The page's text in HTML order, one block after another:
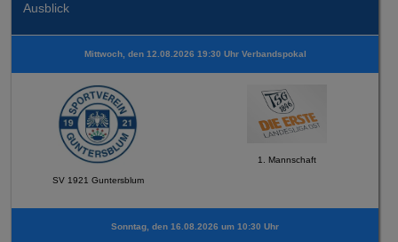
Ausblick
Mittwoch, den 12.08.2026 19:30 Uhr Verbandspokal
SV 1921 Guntersblum
1. Mannschaft
Sonntag, den 16.08.2026 um 10:30 Uhr